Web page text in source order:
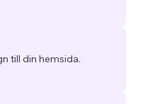
till din hemsida.